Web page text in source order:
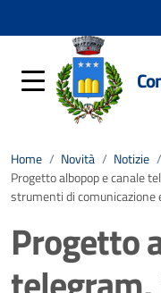
Home / Novità / Notizie /
Progetto albopop e canale
strumenti di comunicazione
Progetto